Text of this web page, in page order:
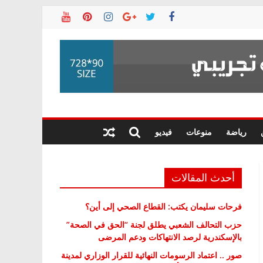
رياضة منوعات فيديو
أحدث المقالات
فرحات سليمان يكتب: القطاع الصحي إلى أين؟
حزب التحالف الشعبي يطلق لجنة “الحق في الصحة”
بالإسكندرية لرصد الانتهاكات ودعم المرضى
صور .. اعتماد الرسومات النهائية للقرار الوزاري لمدينة